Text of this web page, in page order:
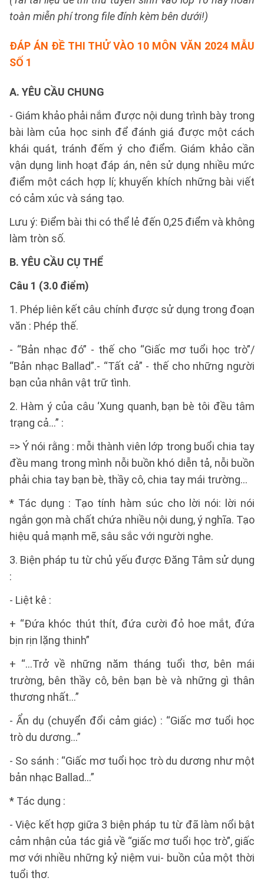
toàn miễn phí trong file đính kèm bên dưới!)
ĐÁP ÁN ĐỀ THI THỬ VÀO 10 MÔN VĂN 2024 MẪU
SỐ 1
A. YÊU CẦU CHUNG
- Giám khảo phải nắm được nội dung trình bày trong
bài làm của học sinh để đánh giá được một cách
khái quát, tránh đếm ý cho điểm. Giám khảo cần
vận dụng linh hoạt đáp án, nên sử dụng nhiều mức
điểm một cách hợp lí; khuyến khích những bài viết
có cảm xúc và sáng tạo.
Lưu ý: Điểm bài thi có thể lẻ đến 0,25 điểm và không
làm tròn số.
B. YÊU CẦU CỤ THỂ
Câu 1 (3.0 điểm)
1. Phép liên kết câu chính được sử dụng trong đoạn
văn : Phép thế.
- “Bản nhạc đó” - thế cho “Giấc mơ tuổi học trò”/
“Bản nhạc Ballad”.- “Tất cả” - thế cho những người
bạn của nhân vật trữ tình.
2. Hàm ý của câu ‘Xung quanh, bạn bè tôi đều tâm
trạng cả…” :
=> Ý nói rằng : mỗi thành viên lớp trong buổi chia tay
đều mang trong mình nỗi buồn khó diễn tả, nỗi buồn
phải chia tay bạn bè, thầy cô, chia tay mái trường…
* Tác dụng : Tạo tính hàm súc cho lời nói: lời nói
ngắn gọn mà chất chứa nhiều nội dung, ý nghĩa. Tạo
hiệu quả mạnh mẽ, sâu sắc với người nghe.
3. Biện pháp tu từ chủ yếu được Đăng Tâm sử dụng
:
- Liệt kê :
+ “Đứa khóc thút thít, đứa cười đỏ hoe mắt, đứa
bịn rịn lặng thinh”
+ “…Trở về những năm tháng tuổi thơ, bên mái
trường, bên thầy cô, bên bạn bè và những gì thân
thương nhất…”
- Ẩn dụ (chuyển đổi cảm giác) : “Giấc mơ tuổi học
trò du dương…”
- So sánh : “Giấc mơ tuổi học trò du dương như một
bản nhạc Ballad…”
* Tác dụng :
- Việc kết hợp giữa 3 biện pháp tu từ đã làm nổi bật
cảm nhận của tác giả về “giấc mơ tuổi học trò”, giấc
mơ với nhiều những kỷ niệm vui- buồn của một thời
tuổi thơ.